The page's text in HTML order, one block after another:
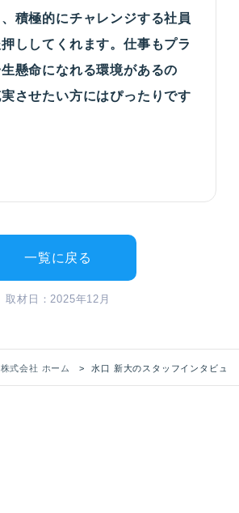
積極的にチャレンジする社員
ししてくれます。仕事もプラ
懸命になれる環境があるの
させたい方にはぴったりです
一覧に戻る
取材日：2025年12月
式会社 ホーム 水口 新大のスタッフインタビュー